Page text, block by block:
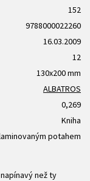
152
9788000022260
16.03.2009
12
130x200 mm
ALBATROS
0,269
Kniha
potahem
než ty